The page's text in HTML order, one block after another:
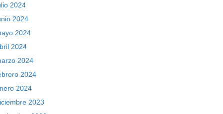
2024
2024
2024
2024
2024
2024
2024
2023